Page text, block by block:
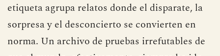
etiqueta agrupa relatos donde el disparate, la
sorpresa y el desconcierto se convierten en
norma. Un archivo de pruebas irrefutables de